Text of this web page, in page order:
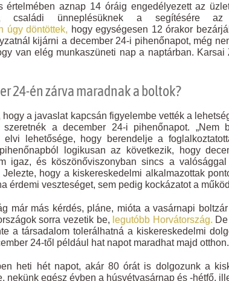
értelmében aznap 14 óráig engedélyezett az
családi ünneplésüknek a segítésére az
úgy döntöttek, hogy egységesen 12 órakor
kijárni a december 24-i pihenőnapot, még
van elég munkaszüneti nap a naptárban.
24-én zárva maradnak a boltok?
a javaslat kapcsán figyelembe vették a
a december 24-i pihenőnapot. „Nem
elvi lehetősége, hogy berendelje a
logikusan az következik, hogy
igaz, és köszönőviszonyban sincs a
hogy a kiskereskedelmi alkalmazottak
érdemi veszteséget, sem pedig kockázatot a
már más kérdés, pláne, mióta a vasárnapi
sorra vezetik be, legutóbb Horvátország.
a társadalom tolerálhatná a kiskereskedelmi
24-től például hat napot maradhat majd otthon.
heti hét napot, akár 80 órát is dolgozunk a
nekünk egész évben a húsvétvasárnap és -hétfő,